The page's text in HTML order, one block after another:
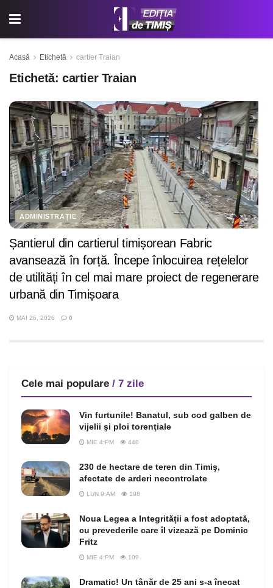
Acasă Etichetă cartier Traian
Etichetă: cartier Traian
ADMINISTRAȚIE
Șantierul din cartierul timișorean Fabric
avansează în forță. Începe înlocuirea rețelelor
de utilități în cel mai mare proiect de regenerare
urbană din Timișoara
MAI 26, 2026 0
Cele mai populare / 7 zile
Vin furtunile! Banatul, sub cod galben de
vijelii şi ploi torenţiale
MIE 4:PM 448
230 de hectare de teren din Timiş,
afectate de arderi necontrolate
LUN 9:AM 198
Noua Legea a Integrității a fost adoptată,
cu prevederile care îl vizează pe Dominic
Fritz
MIE 4:PM 109
Dramatic! Un tânăr de 25 ani s-a înecat